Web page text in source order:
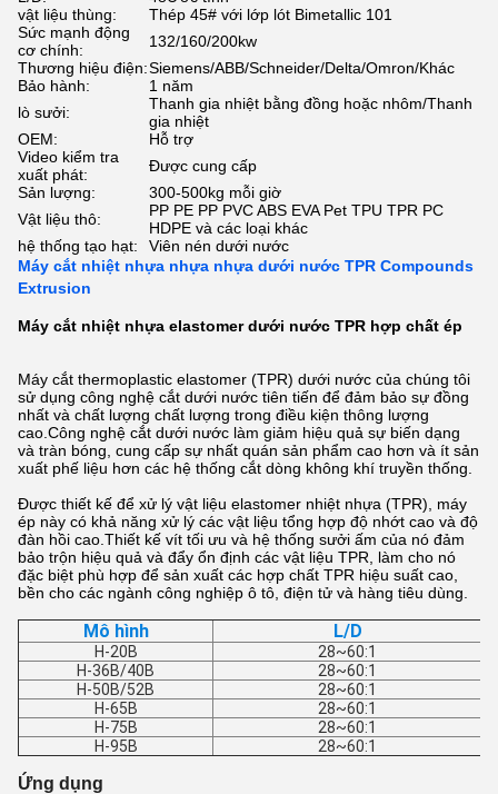
vật liệu thùng:
Thép 45# với lớp lót Bimetallic 101
Sức mạnh động
cơ chính:
132/160/200kw
Thương hiệu điện:Siemens/ABB/Schneider/Delta/Omron/Khác
Bảo hành:
1 năm
lò sưởi:
Thanh gia nhiệt bằng đồng hoặc nhôm/Thanh
gia nhiệt
OEM:
Hỗ trợ
Video kiểm tra
xuất phát:
Được cung cấp
Sản lượng:
300-500kg mỗi giờ
Vật liệu thô:
PP PE PP PVC ABS EVA Pet TPU TPR PC
HDPE và các loại khác
hệ thống tạo hạt:
Viên nén dưới nước
Máy cắt nhiệt nhựa nhựa nhựa dưới nước TPR Compounds
Extrusion
Máy cắt nhiệt nhựa elastomer dưới nước TPR hợp chất ép
Máy cắt thermoplastic elastomer (TPR) dưới nước của chúng tôi
sử dụng công nghệ cắt dưới nước tiên tiến để đảm bảo sự đồng
nhất và chất lượng chất lượng trong điều kiện thông lượng
cao.Công nghệ cắt dưới nước làm giảm hiệu quả sự biến dạng
và tràn bóng, cung cấp sự nhất quán sản phẩm cao hơn và ít sản
xuất phế liệu hơn các hệ thống cắt dòng không khí truyền thống.
Được thiết kế để xử lý vật liệu elastomer nhiệt nhựa (TPR), máy
ép này có khả năng xử lý các vật liệu tổng hợp độ nhớt cao và độ
đàn hồi cao.Thiết kế vít tối ưu và hệ thống sưởi ấm của nó đảm
bảo trộn hiệu quả và đẩy ổn định các vật liệu TPR, làm cho nó
đặc biệt phù hợp để sản xuất các hợp chất TPR hiệu suất cao,
bền cho các ngành công nghiệp ô tô, điện tử và hàng tiêu dùng.
Mô hình L/D
H-20B
28~60:1
H-36B/40B
28~60:1
H-50B/52B
28~60:1
H-65B
28~60:1
H-75B
28~60:1
H-95B
28~60:1
Ứng dụng